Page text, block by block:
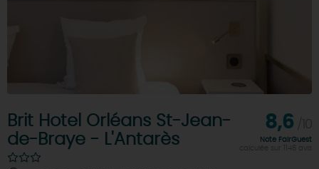
Brit Hotel Orléans St-Jean-
de-Braye - L'Antarès
8,6
Note FairGuest